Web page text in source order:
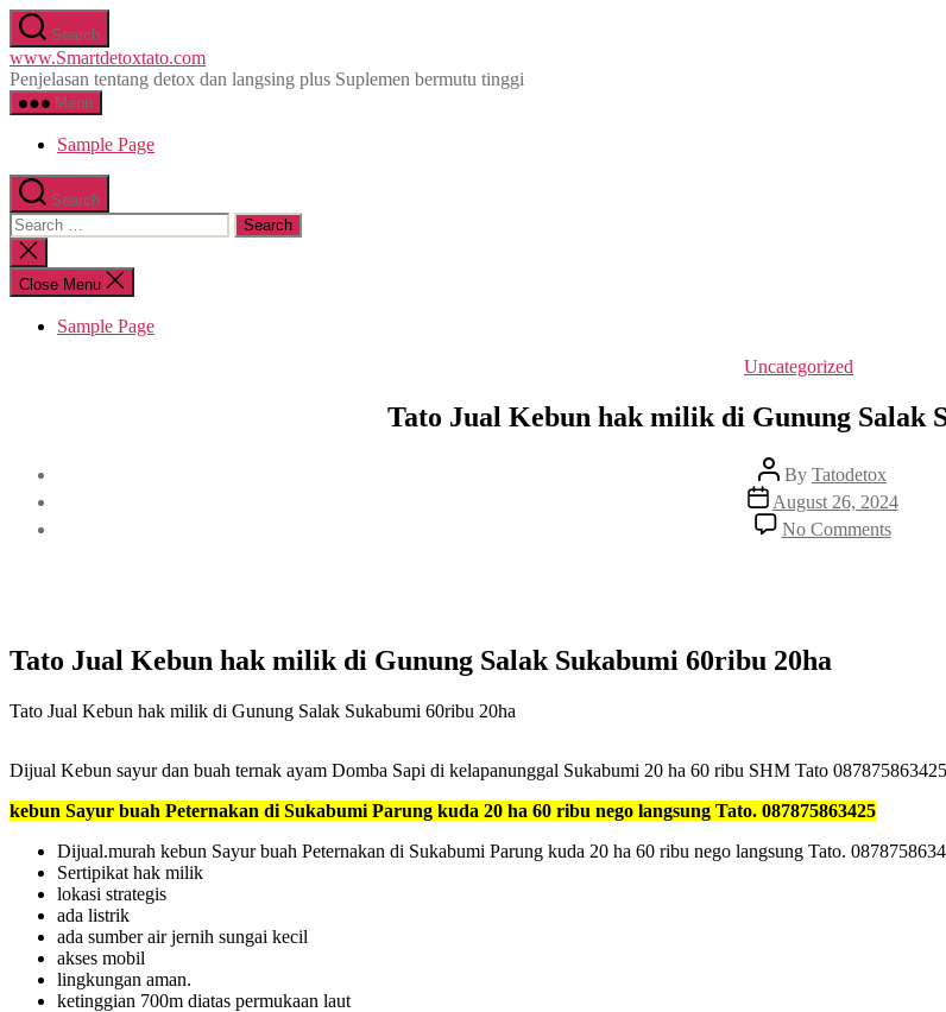
Skip
to
the
content
Search
www.Smartdetoxtato.com
Penjelasan tentang detox dan langsing plus Suplemen bermutu tinggi
Menu
Sample Page
Search
Search
for:
Close
search
Close Menu
Sample Page
Categories
Uncategorized
Tato Jual Kebun hak milik di Gunung Salak
Post
author
By Tatodetox
Post
date
August 26, 2024
No Commentson
Tato
Tato Jual Kebun hak milik di Gunung Salak Sukabumi 60ribu 20ha
Tato Jual Kebun hak milik di Gunung Salak Sukabumi 60ribu 20ha
Dijual Kebun sayur dan buah ternak ayam Domba Sapi di kelapanunggal Sukabumi 20 ha 60 ribu SHM Tato 087875863425
kebun Sayur buah Peternakan di Sukabumi Parung kuda 20 ha 60 ribu nego langsung Tato. 087875863425
Dijual.murah kebun Sayur buah Peternakan di Sukabumi Parung kuda 20 ha 60 ribu nego langsung Tato.
Sertipikat hak milik
lokasi strategis
ada listrik
ada sumber air jernih sungai kecil
akses mobil
lingkungan aman.
ketinggian 700m diatas permukaan laut